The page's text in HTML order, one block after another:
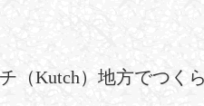
（Kutch）地方でつく